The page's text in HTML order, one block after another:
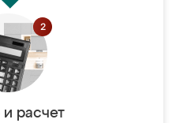
расчет